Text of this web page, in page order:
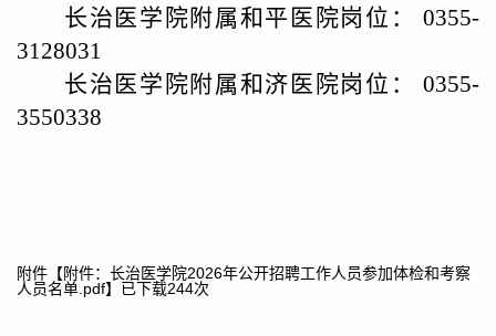
长治医学院附属和平医院岗位：
0355-
3128031
长治医学院附属和济医院岗位：
0355-
3550338
附件【附件：长治医学院2026年公开招聘工作人员参加体检和考察
人员名单.pdf】已下载244次